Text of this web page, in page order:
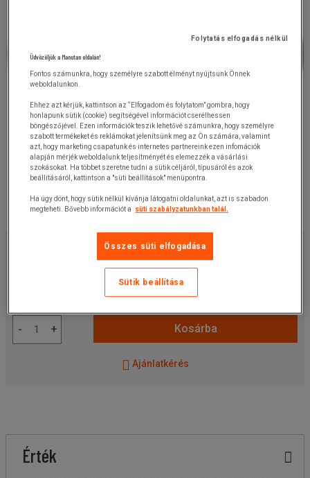
19 010,00 Ft+ÁFA
-
+ Kosárba
Ajánlatkérés
Érték
Folytatás elfogadás nélkül
Üdvözöljük a Manutan oldalán!
Fontos számunkra, hogy személyre szabott élményt nyújtsunk Önnek
weboldalunkon.
Ehhez azt kérjük, kattintson az “Elfogadom és folytatom” gombra, hogy
honlapunk sütik (cookie) segítségével információt cserélhessen
böngészőjével. Ezen információk teszik lehetővé számunkra, hogy személyre
szabott termékeket és reklámokat jelenítsünk meg az Ön számára, valamint
azt, hogy marketing csapatunk és internetes partnereink ezen infomációk
alapján mérjék weboldalunk teljesítményét és elemezzék a vásárlási
szokásokat. Ha többet szeretne tudni a sütik céljáról, típusáról és azok
beállításáról, kattintson a "süti beállítások" menüpontra.
Ha úgy dönt, hogy sütik nélkül kívánja látogatni oldalunkat, azt is szabadon
megteheti. Bővebb információt a
süti szabályzatunkban talál.
Összes süti elfogadása
Sütik beállítása